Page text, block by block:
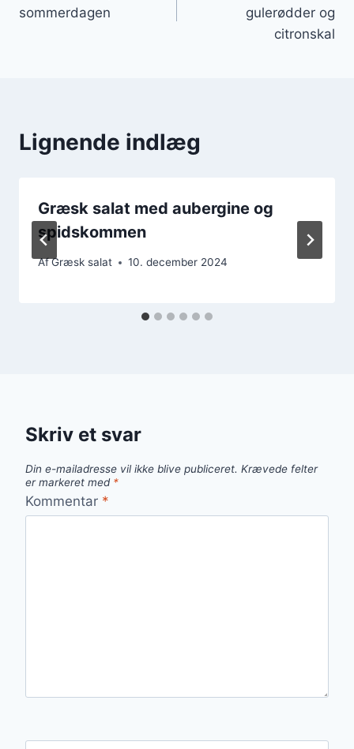
sommerdagen
gulerødder og
citronskal
Lignende indlæg
Græsk salat med aubergine og
spidskommen
AfGræsk salat 10. december 2024
Skriv et svar
Din e-mailadresse vil ikke blive publiceret. Krævede felter
er markeret med *
Kommentar *